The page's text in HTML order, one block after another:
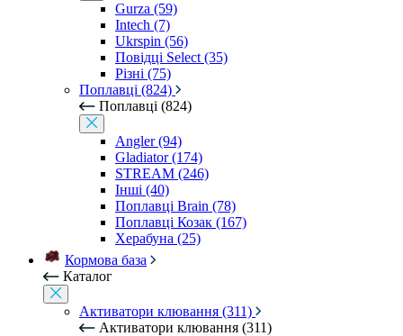
Gurza (59)
Intech (7)
Ukrspin (56)
Повідці Select (35)
Різні (75)
Поплавці (824)
Поплавці (824)
Angler (94)
Gladiator (174)
STREAM (246)
Інші (40)
Поплавці Brain (78)
Поплавці Козак (167)
Херабуна (25)
Кормова база
Каталог
Активатори клювання (311)
Активатори клювання (311)